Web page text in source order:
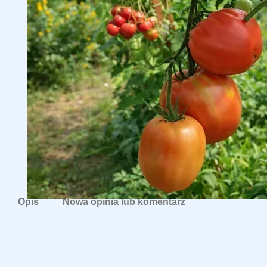
Opis Nowa opinia lub komentarz